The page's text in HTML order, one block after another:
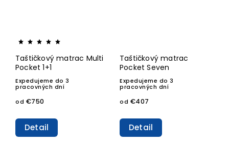
Taštičkový matrac Multi
Pocket 1+1
Expedujeme do 3
pracovných dní
od €750
Detail
Taštičkový matrac
Pocket Seven
Expedujeme do 3
pracovných dní
od €407
Detail